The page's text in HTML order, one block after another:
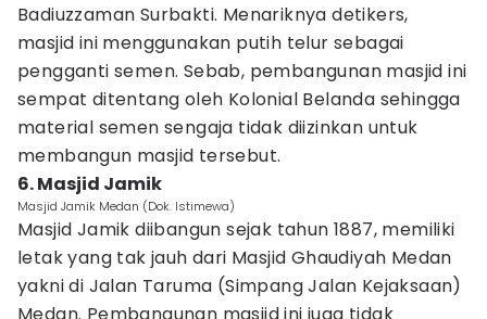
Badiuzzaman Surbakti. Menariknya detikers,
masjid ini menggunakan putih telur sebagai
pengganti semen. Sebab, pembangunan masjid ini
sempat ditentang oleh Kolonial Belanda sehingga
material semen sengaja tidak diizinkan untuk
membangun masjid tersebut.
6. Masjid Jamik
Masjid Jamik Medan (Dok. Istimewa)
Masjid Jamik diibangun sejak tahun 1887, memiliki
letak yang tak jauh dari Masjid Ghaudiyah Medan
yakni di Jalan Taruma (Simpang Jalan Kejaksaan)